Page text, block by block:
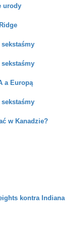
urody
a Europą
w Kanadzie?
kontra Indiana